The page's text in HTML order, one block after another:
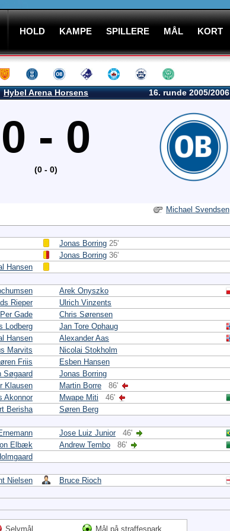
HOLD KAMPE SPILLERE MÅL KORT
Hybel Arena Horsens 16. runde 2005/2006
0 - 0
(0 - 0)
Michael Svendsen
Jonas Borring 25'
Jonas Borring 36'
Hansen
Arek Onyszko
Rieper
Ulrich Vinzents
Per Gade
Chris Sørensen
Lodberg
Jan Tore Ophaug
Hansen
Alexander Aas
Marvits
Nicolai Stokholm
Friis
Esben Hansen
Søgaard
Jonas Borring
Klausen
Martin Borre
86'
Akonnor Mwape Miti
46'
Berisha Søren Berg
Jose Luiz Junior
46'
Elbæk Andrew Tembo
86'
Nielsen Bruce Rioch
Selvmål Mål på straffespark